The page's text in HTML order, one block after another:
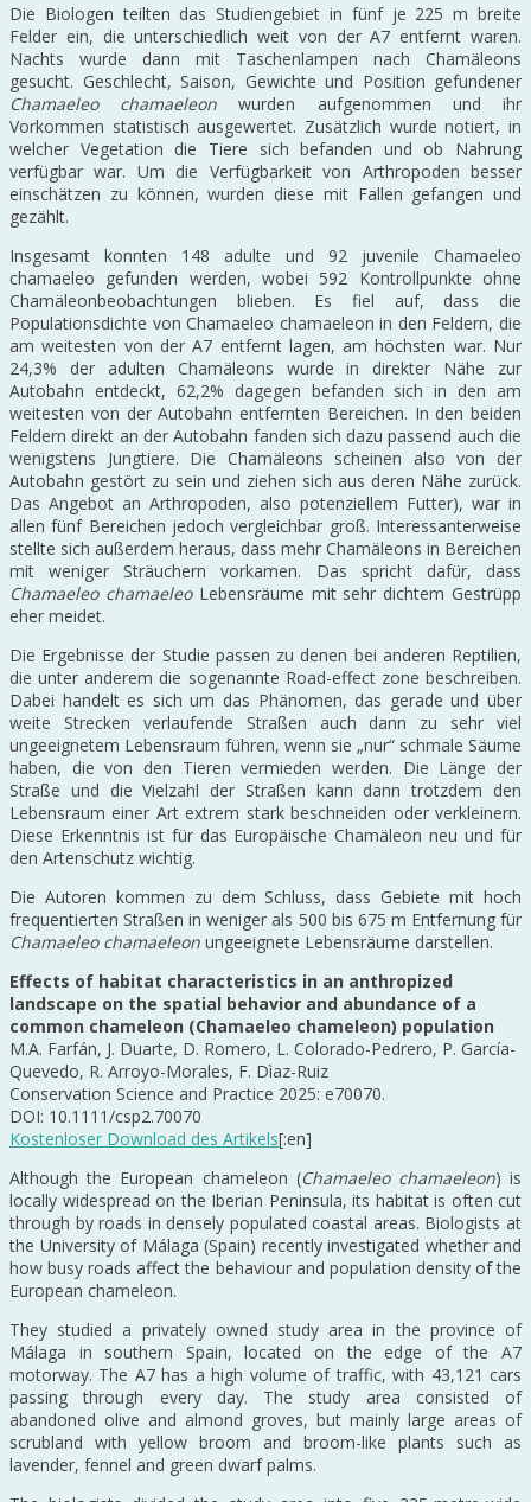
Die Biologen teilten das Studiengebiet in fünf je 225 m breite
Felder ein, die unterschiedlich weit von der A7 entfernt waren.
Nachts wurde dann mit Taschenlampen nach Chamäleons
gesucht. Geschlecht, Saison, Gewichte und Position gefundener
Chamaeleo chamaeleon wurden aufgenommen und ihr
Vorkommen statistisch ausgewertet. Zusätzlich wurde notiert, in
welcher Vegetation die Tiere sich befanden und ob Nahrung
verfügbar war. Um die Verfügbarkeit von Arthropoden besser
einschätzen zu können, wurden diese mit Fallen gefangen und
gezählt.
Insgesamt konnten 148 adulte und 92 juvenile Chamaeleo
chamaeleo gefunden werden, wobei 592 Kontrollpunkte ohne
Chamäleonbeobachtungen blieben. Es fiel auf, dass die
Populationsdichte von Chamaeleo chamaeleon in den Feldern, die
am weitesten von der A7 entfernt lagen, am höchsten war. Nur
24,3% der adulten Chamäleons wurde in direkter Nähe zur
Autobahn entdeckt, 62,2% dagegen befanden sich in den am
weitesten von der Autobahn entfernten Bereichen. In den beiden
Feldern direkt an der Autobahn fanden sich dazu passend auch die
wenigstens Jungtiere. Die Chamäleons scheinen also von der
Autobahn gestört zu sein und ziehen sich aus deren Nähe zurück.
Das Angebot an Arthropoden, also potenziellem Futter), war in
allen fünf Bereichen jedoch vergleichbar groß. Interessanterweise
stellte sich außerdem heraus, dass mehr Chamäleons in Bereichen
mit weniger Sträuchern vorkamen. Das spricht dafür, dass
Chamaeleo chamaeleoLebensräume mit sehr dichtem Gestrüpp
eher meidet.
Die Ergebnisse der Studie passen zu denen bei anderen Reptilien,
die unter anderem die sogenannte Road-effect zone beschreiben.
Dabei handelt es sich um das Phänomen, das gerade und über
weite Strecken verlaufende Straßen auch dann zu sehr viel
ungeeignetem Lebensraum führen, wenn sie „nur“ schmale Säume
haben, die von den Tieren vermieden werden. Die Länge der
Straße und die Vielzahl der Straßen kann dann trotzdem den
Lebensraum einer Art extrem stark beschneiden oder verkleinern.
Diese Erkenntnis ist für das Europäische Chamäleon neu und für
den Artenschutz wichtig.
Die Autoren kommen zu dem Schluss, dass Gebiete mit hoch
frequentierten Straßen in weniger als 500 bis 675 m Entfernung für
Chamaeleo chamaeleon ungeeignete Lebensräume darstellen.
Effects of habitat characteristics in an anthropized
landscape on the spatial behavior and abundance of a
common chameleon (Chamaeleo chameleon) population
M.A. Farfán, J. Duarte, D. Romero, L. Colorado-Pedrero, P. García-
Quevedo, R. Arroyo-Morales, F. Dìaz-Ruiz
Conservation Science and Practice 2025: e70070.
DOI: 10.1111/csp2.70070
Kostenloser Download des Artikels[:en]
Although the European chameleon (Chamaeleo chamaeleon) is
locally widespread on the Iberian Peninsula, its habitat is often cut
through by roads in densely populated coastal areas. Biologists at
the University of Málaga (Spain) recently investigated whether and
how busy roads affect the behaviour and population density of the
European chameleon.
They studied a privately owned study area in the province of
Málaga in southern Spain, located on the edge of the A7
motorway. The A7 has a high volume of traffic, with 43,121 cars
passing through every day. The study area consisted of
abandoned olive and almond groves, but mainly large areas of
scrubland with yellow broom and broom-like plants such as
lavender, fennel and green dwarf palms.